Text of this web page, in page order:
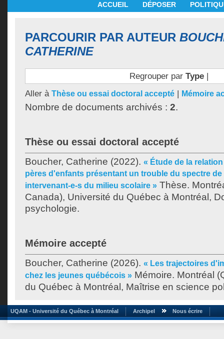
ACCUEIL DÉPOSER
PARCOURIR PAR AUTEUR
CATHERINE
Regrouper par Type|
Aller à Thèse ou essai doctoral accepté | Mémoire
Nombre de documents archivés : 2.
Thèse ou essai doctoral accepté
Boucher, Catherine (2022). « Étude de la
pères d'enfants présentant un trouble du spectre
intervenant-e-s du milieu scolaire » Thèse.
Canada), Université du Québec à Montréal,
psychologie.
Mémoire accepté
Boucher, Catherine (2026). « Les trajectoires
chez les jeunes québécois » Mémoire. Montréal
du Québec à Montréal, Maîtrise en science
UQAM - Université du Québec à Montréal Archipel Nous écrire